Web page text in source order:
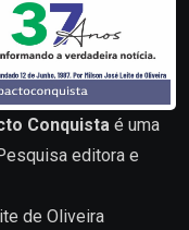
Conquista é uma
editora e
de Oliveira